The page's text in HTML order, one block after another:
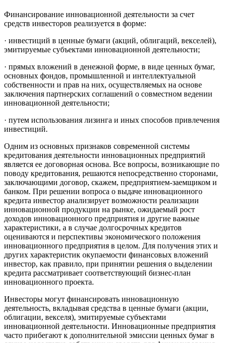
Финансирование инновационной деятельности за счет
средств инвесторов реализуется в форме:
· инвестиций в ценные бумаги (акций, облигаций, векселей),
эмитируемые субъектами инновационной деятельности;
· прямых вложений в денежной форме, в виде ценных бумаг,
основных фондов, промышленной и интеллектуальной
собственности и прав на них, осуществляемых на основе
заключения партнерских соглашений о совместном ведении
инновационной деятельности;
· путем использования лизинга и иных способов привлечения
инвестиций.
Одним из основных признаков современной системы
кредитования деятельности инновационных предприятий
является ее договорная основа. Все вопросы, возникающие по
поводу кредитования, решаются непосредственно сторонами,
заключающими договор, скажем, предприятием-заемщиком и
банком. При решении вопроса о выдаче инновационного
кредита инвестор анализирует возможности реализации
инновационной продукции на рынке, ожидаемый рост
доходов инновационного предприятия и другие важные
характеристики, а в случае долгосрочных кредитов
оцениваются и перспективы экономического положения
инновационного предприятия в целом. Для получения этих и
других характеристик окупаемости финансовых вложений
инвестор, как правило, при принятии решения о выделении
кредита рассматривает соответствующий бизнес-план
инновационного проекта.
Инвесторы могут финансировать инновационную
деятельность, вкладывая средства в ценные бумаги (акции,
облигации, векселя), эмитируемые субъектами
инновационной деятельности. Инновационные предприятия
часто прибегают к дополнительной эмиссии ценных бумаг в